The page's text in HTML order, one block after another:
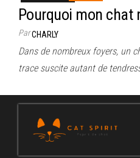
Pourquoi mon chat
ParCHARLY
Dans de nombreux foyers, un
trace suscite autant de